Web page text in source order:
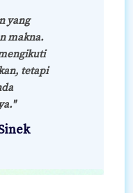
yang
makna.
tetapi